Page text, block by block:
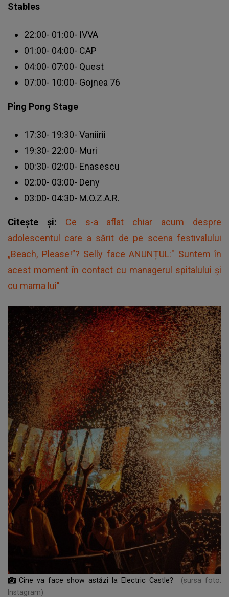
Stables
22:00- 01:00- IVVA
01:00- 04:00- CAP
04:00- 07:00- Quest
07:00- 10:00- Gojnea 76
Ping Pong Stage
17:30- 19:30- Vaniirii
19:30- 22:00- Muri
00:30- 02:00- Enasescu
02:00- 03:00- Deny
03:00- 04:30- M.O.Z.A.R.
Citește și: Ce s-a aflat chiar acum despre
adolescentul care a sărit de pe scena festivalului
„Beach, Please!”? Selly face ANUNȚUL:" Suntem în
acest moment în contact cu managerul spitalului și
cu mama lui"
Cine va face show astăzi la Electric Castle?
(sursa foto:
Instagram)